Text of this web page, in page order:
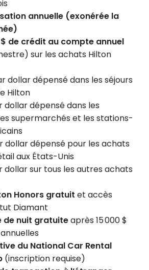
annuelle (exonérée la
$ de crédit au compte annuel
sur les achats Hilton
dollar dépensé dans les séjours
Hilton
dollar dépensé dans les
supermarchés et les stations-
dollar dépensé pour les achats
aux États-Unis
dollar sur tous les autres achats
Honors gratuit et accès
Diamant
de nuit gratuiteaprès 15 000 $
du National Car Rental
(inscription requise)